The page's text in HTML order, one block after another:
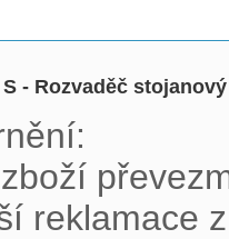
- Rozvaděč
reklamace